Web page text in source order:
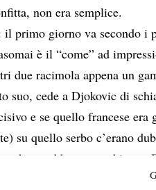
non era semplice.
primo giorno va secondo i
è il “come” ad
due racimola appena un
suo, cede a Djokovic di
e se quello francese
su quello serbo c’erano
che sarebbe stato schierato
in fondo, a meno che